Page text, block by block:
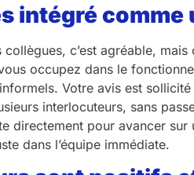
intégré comme
c’est agréable,
occupez dans le
Votre avis est
interlocuteurs, sans
directement pour avancer
dans l’équipe immédiate.